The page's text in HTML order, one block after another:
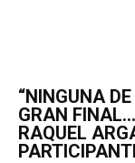
“NINGUNA
GRAN
RAQUEL